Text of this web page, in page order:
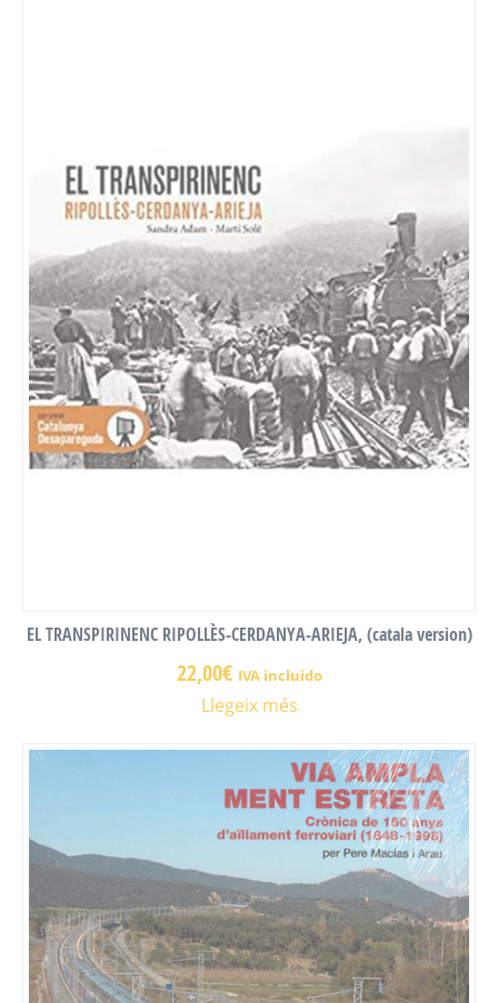
EL TRANSPIRINENC RIPOLLÈS-CERDANYA-ARIEJA, (catala version)
22,00€ IVA incluido
Llegeix més